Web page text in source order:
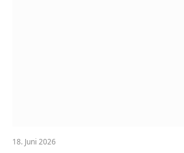
18. Juni 2026